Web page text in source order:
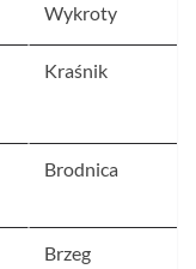
Wykroty
Kraśnik
Brodnica
Brzeg